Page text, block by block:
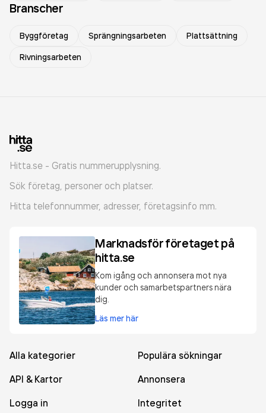
Branscher
Byggföretag Sprängningsarbeten
Plattsättning
Rivningsarbeten
Hitta.se - Gratis nummerupplysning.
Sök företag, personer och platser.
Hitta telefonnummer, adresser, företagsinfo mm.
Marknadsför företaget på
hitta.se
Kom igång och annonsera mot nya
kunder och samarbetspartners nära
dig.
Läs mer här
Alla kategorier
Populära sökningar
API & Kartor
Annonsera
Logga in
Integritet